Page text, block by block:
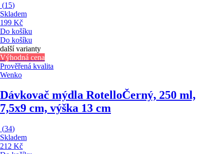
(15)
Skladem
199 Kč
Do košíku
Do košíku
další varianty
Výhodná cena
Prověřená kvalita
Wenko
Dávkovač mýdla RotelloČerný, 250 ml,
7,5x9 cm, výška 13 cm
(34)
Skladem
212 Kč